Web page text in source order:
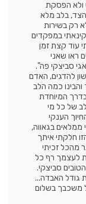
ולא הפסקת
מהצד, בלב מלא
רק בשירות
במפקדים
עוד קצת זמן
ראו שאני
סביצקי פה".
והראשון להדגים, האדם
והבינו כמה הלב
המיוחדת
של כל מי
הענקי
כל הרגעים הכי ממלאים בגאווה,
חלקתי איתך
ויותר מהכל זכיתי
לעצמך רף כל
סביצקי.
גודל האבדה...
פשוט מרוסק... תנוח על משכבך בשלום